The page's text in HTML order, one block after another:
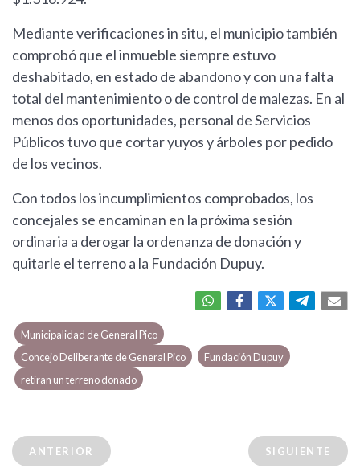
Mediante verificaciones in situ, el municipio también
comprobó que el inmueble siempre estuvo
deshabitado, en estado de abandono y con una falta
total del mantenimiento o de control de malezas. En al
menos dos oportunidades, personal de Servicios
Públicos tuvo que cortar yuyos y árboles por pedido
de los vecinos.
Con todos los incumplimientos comprobados, los
concejales se encaminan en la próxima sesión
ordinaria a derogar la ordenanza de donación y
quitarle el terreno a la Fundación Dupuy.
Municipalidad de General Pico
Concejo Deliberante de General Pico
Fundación Dupuy
retiran un terreno donado
ANTERIOR SIGUIENTE